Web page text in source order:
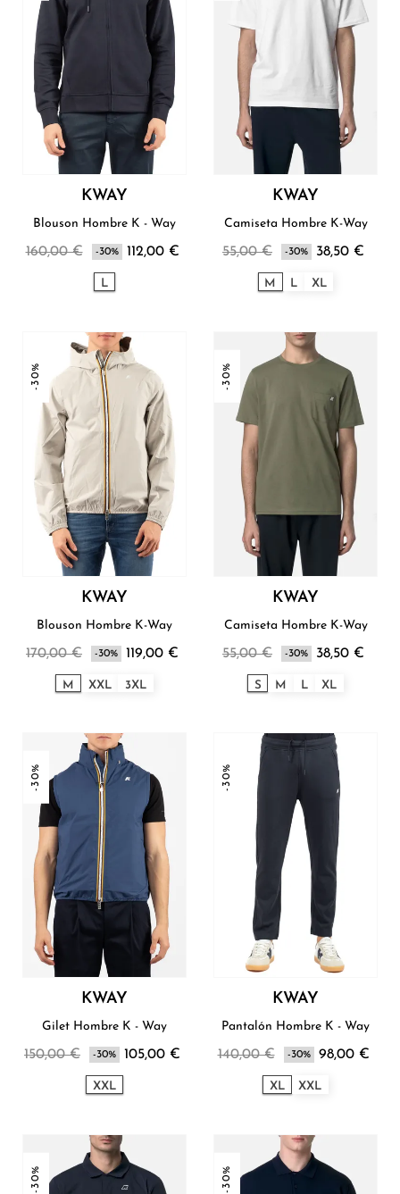
KWAY
Blouson Hombre K - Way
160,00 € -30% 112,00 €
L
KWAY
Camiseta Hombre K-Way
55,00 € -30% 38,50 €
M L XL
-30%
KWAY
Blouson Hombre K-Way
170,00 € -30% 119,00 €
M XXL 3XL
-30%
KWAY
Camiseta Hombre K-Way
55,00 € -30% 38,50 €
S M L XL
-30%
KWAY
Gilet Hombre K - Way
150,00 € -30% 105,00 €
XXL
-30%
KWAY
Pantalón Hombre K - Way
140,00 € -30% 98,00 €
XL XXL
-30% -30%